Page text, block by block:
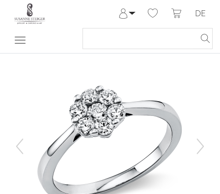
Anmelden
Meine Bestellungen
DE